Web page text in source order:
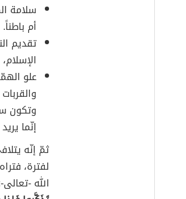
سلامة
أم باطناً.
تقديم
علو
وتكون
إنّما
ثمّ إنّه
لفترة،
الله -